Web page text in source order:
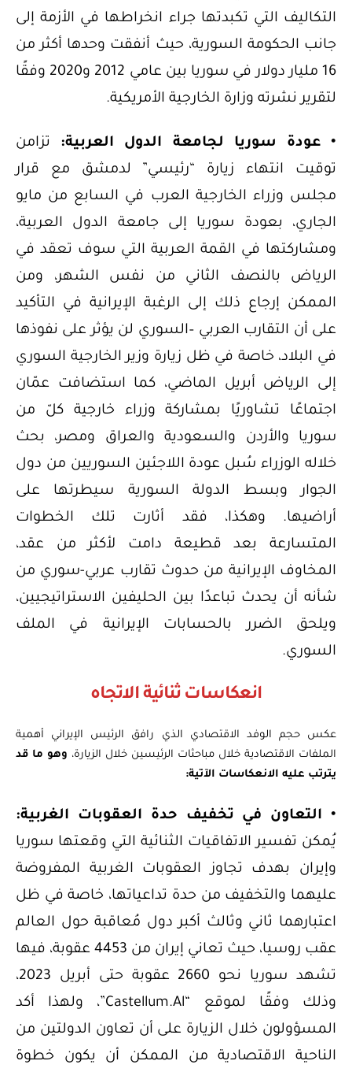
التكاليف التي تكبدتها جراء انخراطها في الأزمة إلى
جانب الحكومة السورية، حيث أنفقت وحدها أكثر من
16 مليار دولار في سوريا بين عامي 2012 و2020 وفقًا
لتقرير نشرته وزارة الخارجية الأمريكية.
• عودة سوريا لجامعة الدول العربية:
تزامن
توقيت انتهاء زيارة “رئيسي” لدمشق مع قرار
مجلس وزراء الخارجية العرب في السابع من مايو
الجاري، بعودة سوريا إلى جامعة الدول العربية،
ومشاركتها في القمة العربية التي سوف تعقد في
الرياض بالنصف الثاني من نفس الشهر، ومن
الممكن إرجاع ذلك إلى الرغبة الإيرانية في التأكيد
على أن التقارب العربي –السوري لن يؤثر على نفوذها
في البلاد، خاصة في ظل زيارة وزير الخارجية السوري
إلى الرياض أبريل الماضي، كما استضافت عمّان
اجتماعًا تشاوريًا بمشاركة وزراء خارجية كلّ من
سوريا والأردن والسعودية والعراق ومصر، بحث
خلاله الوزراء سُبل عودة اللاجئين السوريين من دول
الجوار وبسط الدولة السورية سيطرتها على
أراضيها. وهكذا، فقد أثارت تلك الخطوات
المتسارعة بعد قطيعة دامت لأكثر من عقد،
المخاوف الإيرانية من حدوث تقارب عربي-سوري من
شأنه أن يحدث تباعدًا بين الحليفين الاستراتيجيين،
ويلحق الضرر بالحسابات الإيرانية في الملف
السوري.
انعكاسات ثنائية الاتجاه
عكس حجم الوفد الاقتصادي الذي رافق الرئيس الإيراني أهمية
الملفات الاقتصادية خلال مباحثات الرئيسين خلال الزيارة،وهو ما قد
يترتب عليه الانعكاسات الآتية:
• التعاون في تخفيف حدة العقوبات الغربية:
يُمكن تفسير الاتفاقيات الثنائية التي وقعتها سوريا
وإيران بهدف تجاوز العقوبات الغربية المفروضة
عليهما والتخفيف من حدة تداعياتها، خاصة في ظل
اعتبارهما ثاني وثالث أكبر دول مُعاقبة حول العالم
عقب روسيا، حيث تعاني إيران من 4453 عقوبة، فيها
تشهد سوريا نحو 2660 عقوبة حتى أبريل 2023،
وذلك وفقًا لموقع “Castellum.Al”، ولهذا أكد
المسؤولون خلال الزيارة على أن تعاون الدولتين من
الناحية الاقتصادية من الممكن أن يكون خطوة